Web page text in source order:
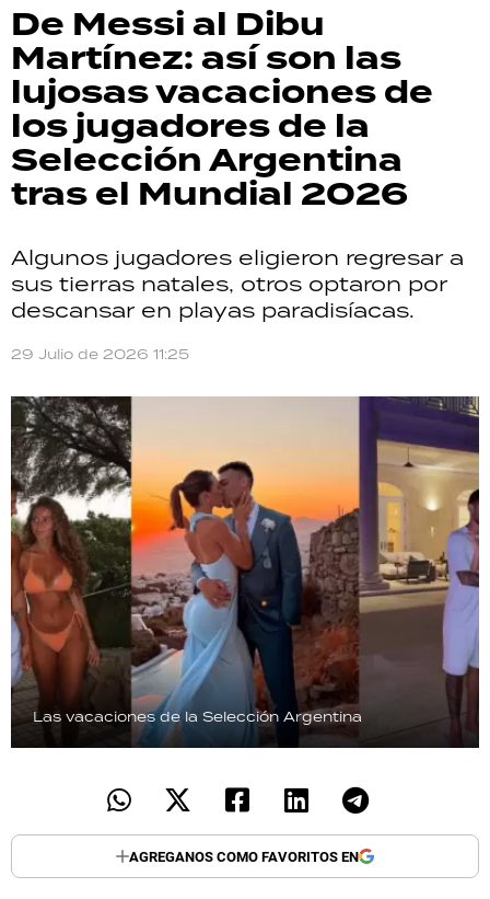
De Messi al Dibu
Martínez: así son las
lujosas vacaciones de
los jugadores de la
Selección Argentina
tras el Mundial 2026
Algunos jugadores eligieron regresar a
sus tierras natales, otros optaron por
descansar en playas paradisíacas.
29 Julio de 2026 11:25
Las vacaciones de la Selección Argentina
AGREGANOS COMO FAVORITOS EN